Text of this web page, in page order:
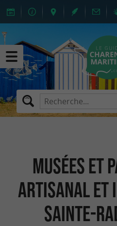
Musées et
artisanal et
Sainte-